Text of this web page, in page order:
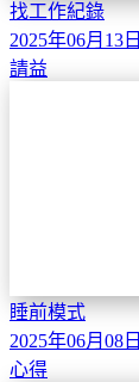
找工作紀錄
2025年06月13日
請益
睡前模式
2025年06月08日
心得